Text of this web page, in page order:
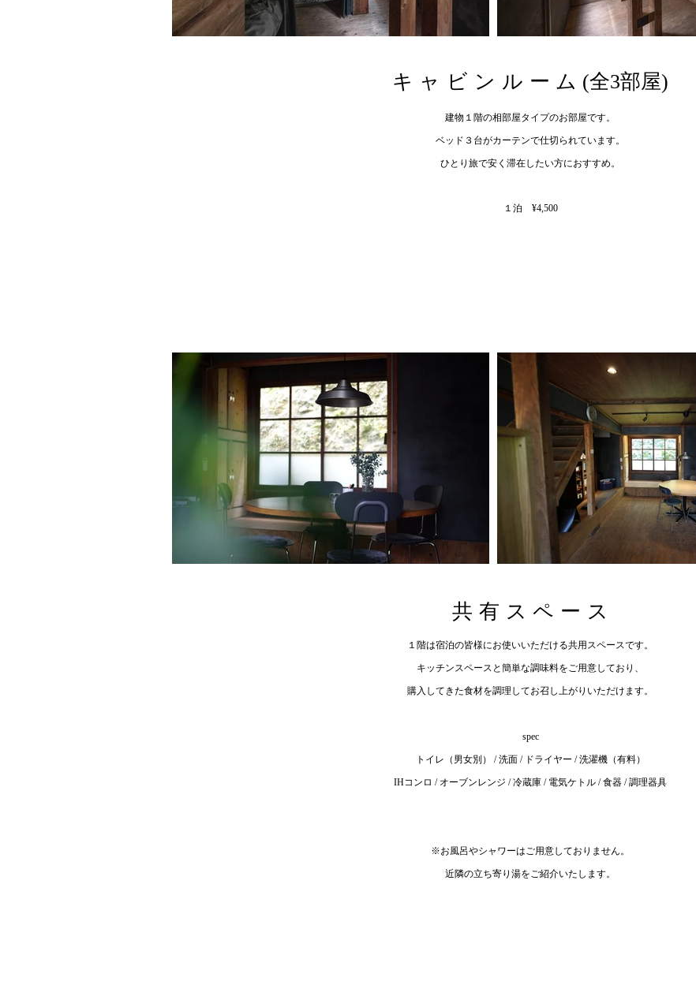
キャビンルー ム (全3部屋)
建物１階の相部屋タイプのお部屋です。
ベッド３台がカーテンで仕切られています。
ひとり旅で安く滞在したい方におすすめ。
​１泊 ¥4,500
共有スペー ス
１階は宿泊の皆様にお使いいただける共用スペースです。
キッチンスペースと簡単な調味料をご用意しており、
購入してきた食材を調理してお召し上がりいただけます。
spec
トイレ（男女別） / 洗面 / ドライヤー / 洗濯機（有料）
IHコンロ / オーブンレンジ / 冷蔵庫 / 電気ケトル / 食器 / 調理器具
※お風呂やシャワーはご用意しておりません。
近隣の立ち寄り湯をご紹介いたします。​